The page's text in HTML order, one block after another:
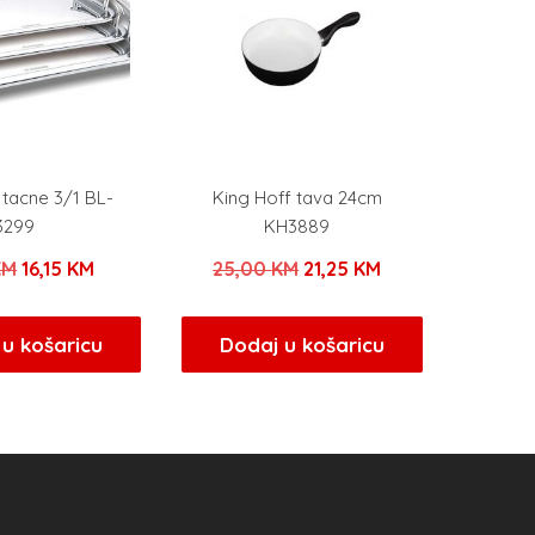
3/1 BL-
Izvorna
bila
je:
16,15 KM
je:
16,15 KM.
košaricu
King Hoff tava 24cm
KH3889
25,00KM Izvorna
bila
je:
21,25 KM
je:
21,25 KM.
Dodaj u košaricu